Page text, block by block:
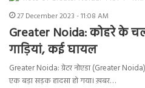
27 December 2023 - 11:08 AM
Greater Noida: कोहरे के
गाड़ियां, कई घायल
Greater Noida: ग्रेटर नोएडा (Greater
एक बड़ा सड़क हादसा हो गया। ख़बर…